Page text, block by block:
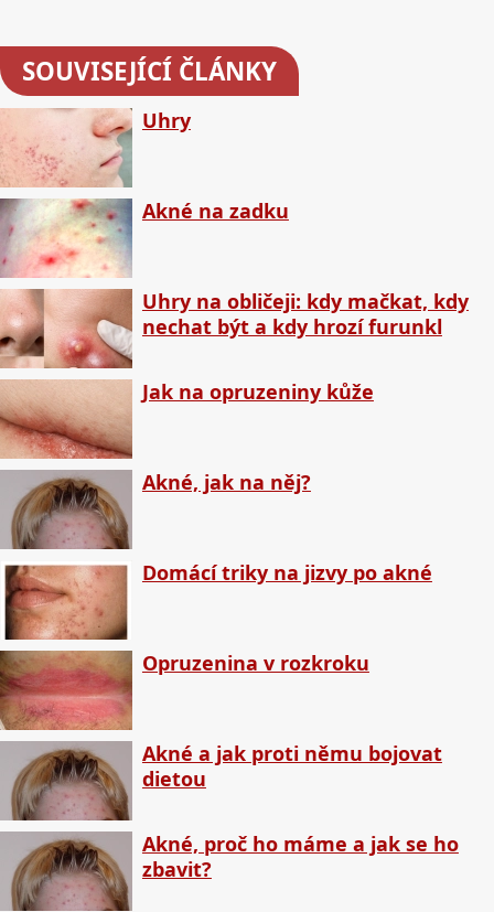
SOUVISEJÍCÍ ČLÁNKY
Uhry
Akné na zadku
Uhry na obličeji: kdy mačkat, kdy
nechat být a kdy hrozí furunkl
Jak na opruzeniny kůže
Akné, jak na něj?
Domácí triky na jizvy po akné
Opruzenina v rozkroku
Akné a jak proti němu bojovat
dietou
Akné, proč ho máme a jak se ho
zbavit?